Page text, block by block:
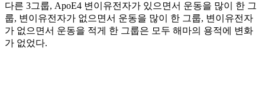
다른 3그룹, ApoE4 변이유전자가 있으면서 운동을 많이 한 그
룹, 변이유전자가 없으면서 운동을 많이 한 그룹, 변이유전자
가 없으면서 운동을 적게 한 그룹은 모두 해마의 용적에 변화
가 없었다.